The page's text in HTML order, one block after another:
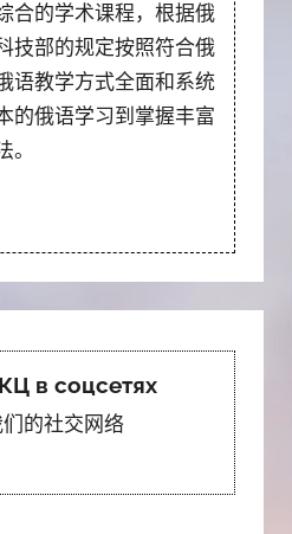
合的学术课程，根据俄
技部的规定按照符合俄
语教学方式全面和系统
的俄语学习到掌握丰富
。
в соцсетях
的社交网络